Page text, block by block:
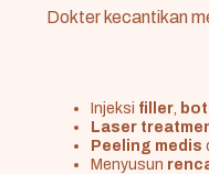
Dokter kecantikan
Injeksi filler
Laser
Peeling medis
Menyusun